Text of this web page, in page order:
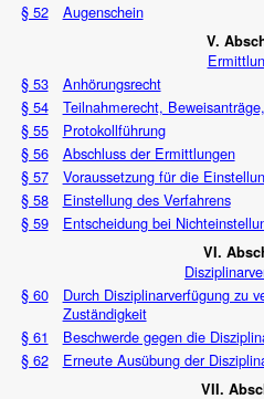
§ 52
Augenschein
V.
§ 53
Anhörungsrecht
§ 54
Teilnahmerecht,
§ 55
Protokollführung
§ 56
Abschluss der Ermittlungen
§ 57
Voraussetzung für die
§ 58
Einstellung des Verfahrens
§ 59
Entscheidung bei
VI.
§ 60
Durch Disziplinarverfügung zu
Zuständigkeit
§ 61
Beschwerde gegen die
§ 62
Erneute Ausübung der
VII.